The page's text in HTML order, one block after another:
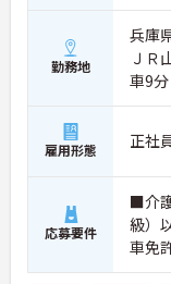
勤務地
兵庫
ＪＲ
車9分
雇用形態 正社
応募要件
■介
級）
車免